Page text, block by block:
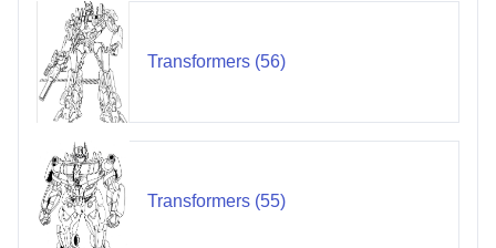
Transformers (56)
Transformers (55)